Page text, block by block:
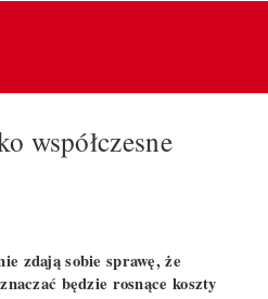
współczesne
zdają sobie sprawę, że
będzie rosnące koszty